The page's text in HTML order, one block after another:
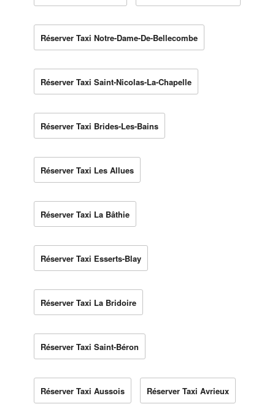
Réserver Taxi Notre-Dame-De-Bellecombe
Réserver Taxi Saint-Nicolas-La-Chapelle
Réserver Taxi Brides-Les-Bains
Réserver Taxi Les Allues
Réserver Taxi La Bâthie
Réserver Taxi Esserts-Blay
Réserver Taxi La Bridoire
Réserver Taxi Saint-Béron
Réserver Taxi Aussois Réserver Taxi Avrieux